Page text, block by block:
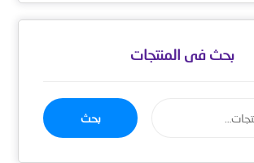
بحث فى المنتجات
بحث